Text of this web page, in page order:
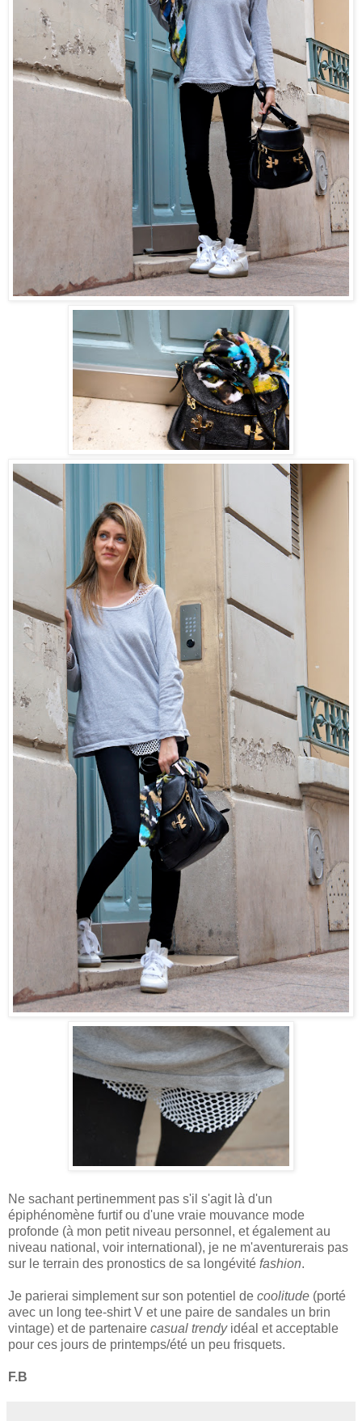
Ne sachant pertinemment pas s'il s'agit là d'un
épiphénomène furtif ou d'une vraie mouvance mode
profonde (à mon petit niveau personnel, et également au
niveau national, voir international), je ne m'aventurerais pas
sur le terrain des pronostics de sa longévité fashion.
Je parierai simplement sur son potentiel de coolitude (porté
avec un long tee-shirt V et une paire de sandales un brin
vintage) et de partenaire casual trendyidéal et acceptable
pour ces jours de printemps/été un peu frisquets.
F.B